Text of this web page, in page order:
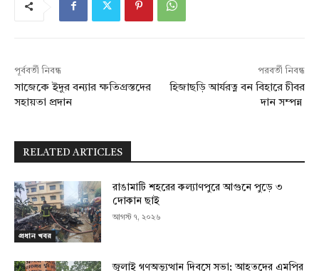
পূর্ববর্তী নিবন্ধ
সাজেকে ইদুর বন্যার ক্ষতিগ্রস্তদের
সহায়তা প্রদান
পরবর্তী নিবন্ধ
হিজাছড়ি আর্যরত্ন বন বিহারে চীবর
দান সম্পন্ন
RELATED ARTICLES
প্রধান খবর
রাঙামাটি শহরের কল্যাণপুরে আগুনে পুড়ে ৩
দোকান ছাই
আগস্ট ৭, ২০২৬
জুলাই গণঅভ্যুত্থান দিবসে সভা; আহতদের এমপির